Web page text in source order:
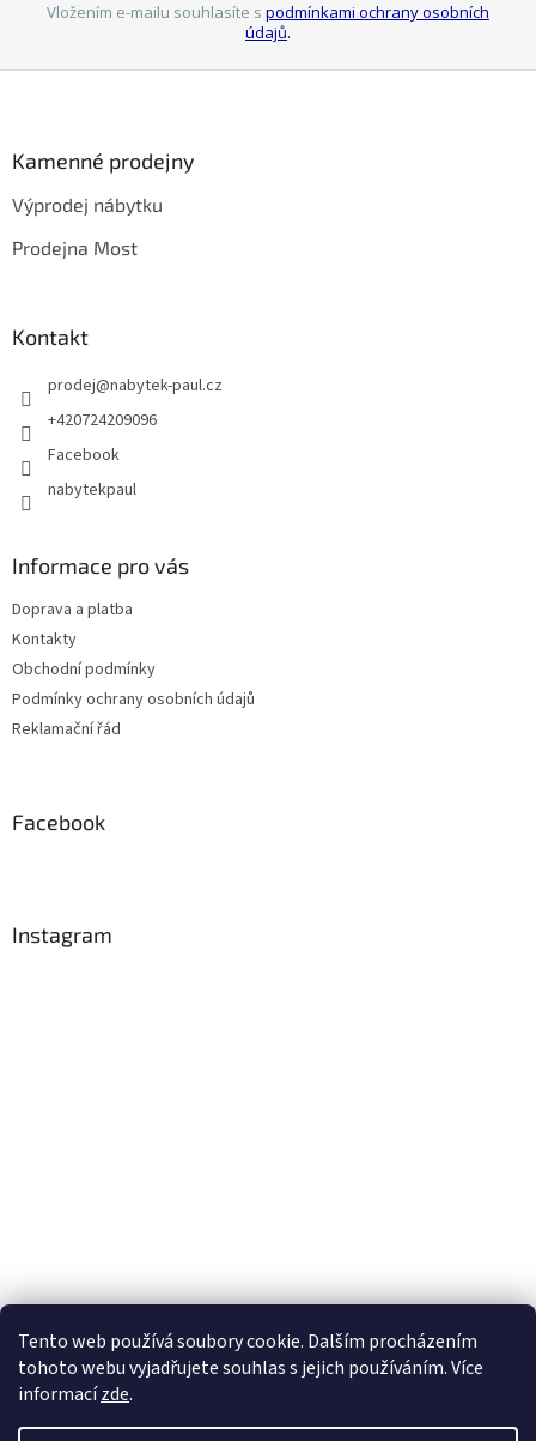
Tento web používá soubory cookie. Dalším procházením
tohoto webu vyjadřujete souhlas s jejich používáním. Více
informacízde.
Vložením e-mailu souhlasíte s podmínkami ochrany osobních
údajů.
Kamenné prodejny
Výprodej nábytku
Prodejna Most
Kontakt
prodej@nabytek-paul.cz
+420724209096
Facebook
nabytekpaul
Informace pro vás
Doprava a platba
Kontakty
Obchodní podmínky
Podmínky ochrany osobních údajů
Reklamační řád
Facebook
Instagram
Sledovat na Instagramu